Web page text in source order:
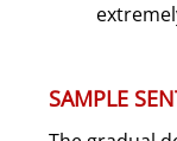
SAMPLE